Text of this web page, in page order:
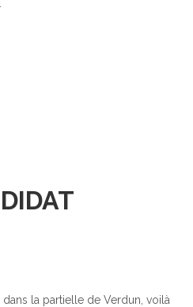
la partielle de Verdun, voilà